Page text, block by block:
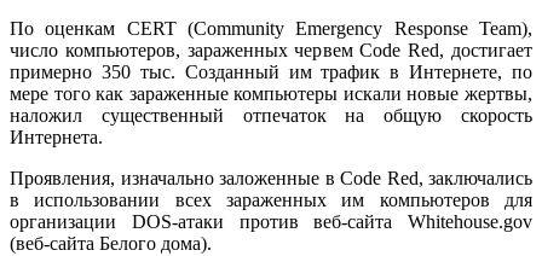
По оценкам CERT (Community Emergency Response Team),
число компьютеров, зараженных червем Code Red, достигает
примерно 350 тыс. Созданный им трафик в Интернете, по
мере того как зараженные компьютеры искали новые жертвы,
наложил существенный отпечаток на общую скорость
Интернета.
Проявления, изначально заложенные в Code Red, заключались
в использовании всех зараженных им компьютеров для
организации DOS-атаки против веб-сайта Whitehouse.gov
(веб-сайта Белого дома).